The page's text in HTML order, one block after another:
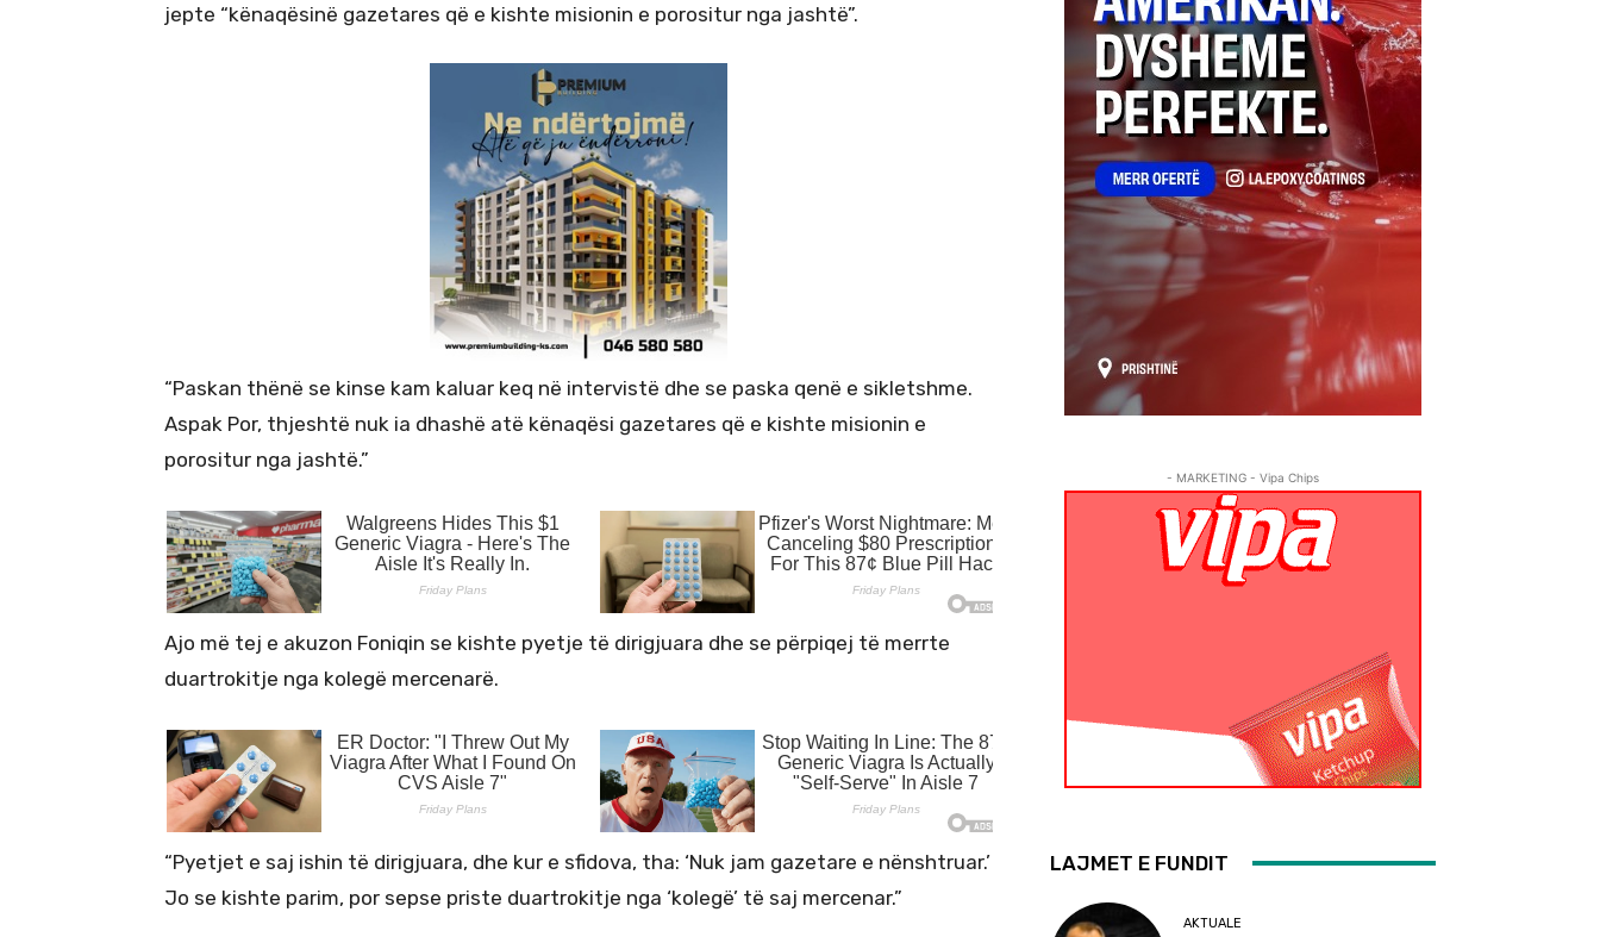
jepte “kënaqësinë gazetares që e kishte misionin e porositur nga jashtë”.
“Paskan thënë se kinse kam kaluar keq në intervistë dhe se paska qenë e sikletshme.
Aspak Por, thjeshtë nuk ia dhashë atë kënaqësi gazetares që e kishte misionin e
porositur nga jashtë.”
Ajo më tej e akuzon Foniqin se kishte pyetje të dirigjuara dhe se përpiqej të merrte
duartrokitje nga kolegë mercenarë.
“Pyetjet e saj ishin të dirigjuara, dhe kur e sfidova, tha: ‘Nuk jam gazetare e nënshtruar.’
Jo se kishte parim, por sepse priste duartrokitje nga ‘kolegë’ të saj mercenar.”
- MARKETING - Vipa Chips
LAJMET E FUNDIT
AKTUALE